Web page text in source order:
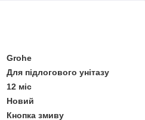
Grohe
Для підлогового унітазу
12 міс
Новий
Кнопка змиву